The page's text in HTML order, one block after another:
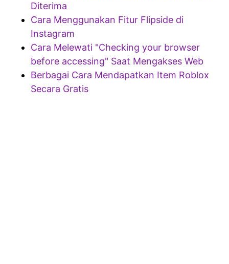
Diterima
Cara Menggunakan Fitur Flipside di
Instagram
Cara Melewati "Checking your browser
before accessing" Saat Mengakses Web
Berbagai Cara Mendapatkan Item Roblox
Secara Gratis